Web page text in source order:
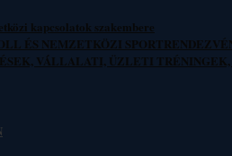
kapcsolatok szakembere
ÉS NEMZETKÖZI
VÁLLALATI, ÜZLETI TRÉNINGEK,